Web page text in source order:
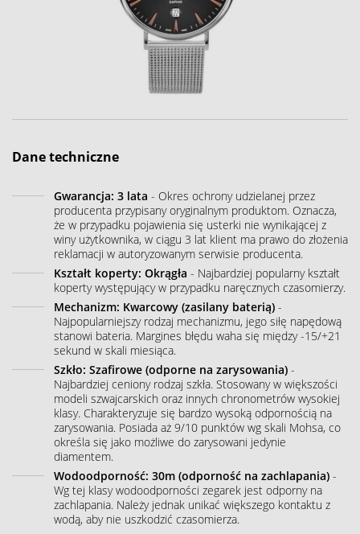
Dane techniczne
Gwarancja: 3 lata - Okres ochrony udzielanej przez
producenta przypisany oryginalnym produktom. Oznacza,
że w przypadku pojawienia się usterki nie wynikającej z
winy użytkownika, w ciągu 3 lat klient ma prawo do złożenia
reklamacji w autoryzowanym serwisie producenta.
Kształt koperty: Okrągła - Najbardziej popularny kształt
koperty występujący w przypadku naręcznych czasomierzy.
Mechanizm: Kwarcowy (zasilany baterią) -
Najpopularniejszy rodzaj mechanizmu, jego siłę napędową
stanowi bateria. Margines błędu waha się między -15/+21
sekund w skali miesiąca.
Szkło: Szafirowe (odporne na zarysowania) -
Najbardziej ceniony rodzaj szkła. Stosowany w większości
modeli szwajcarskich oraz innych chronometrów wysokiej
klasy. Charakteryzuje się bardzo wysoką odpornością na
zarysowania. Posiada aż 9/10 punktów wg skali Mohsa, co
określa się jako możliwe do zarysowani jedynie
diamentem.
Wodoodporność: 30m (odporność na zachlapania) -
Wg tej klasy wodoodporności zegarek jest odporny na
zachlapania. Należy jednak unikać większego kontaktu z
wodą, aby nie uszkodzić czasomierza.